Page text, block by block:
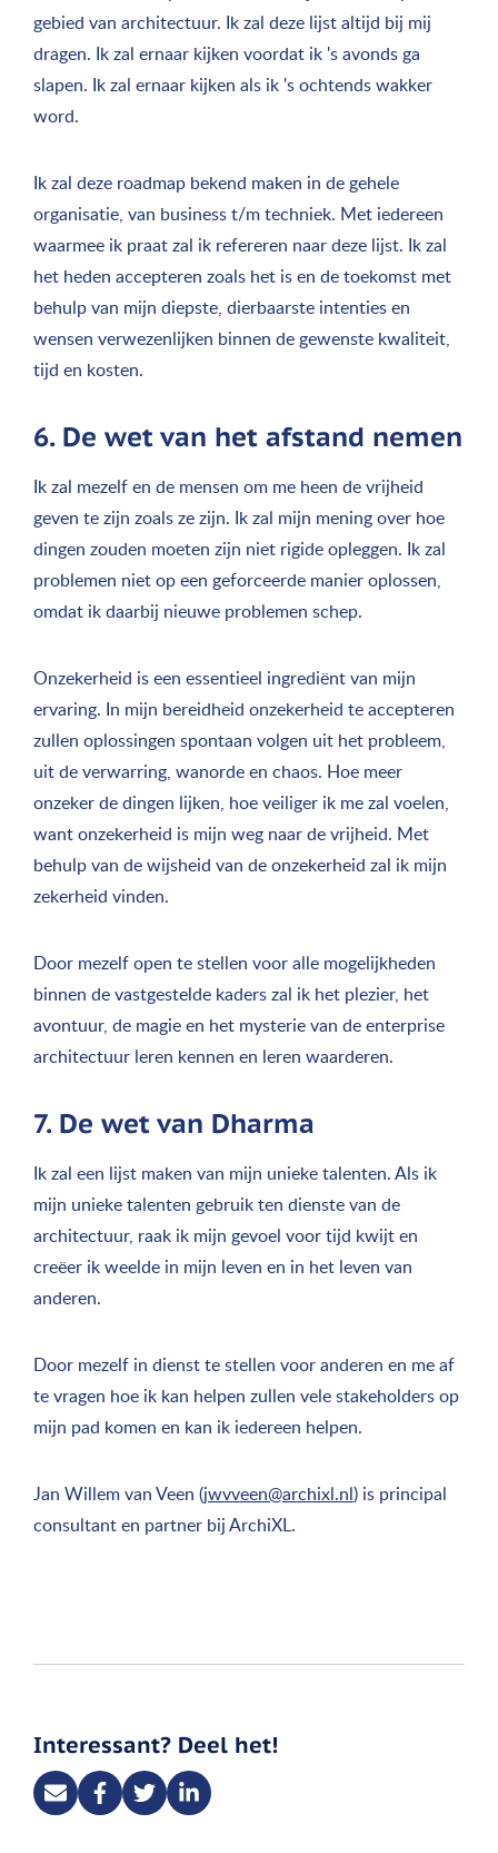
gebied van architectuur. Ik zal deze lijst altijd bij mij
dragen. Ik zal ernaar kijken voordat ik 's avonds ga
slapen. Ik zal ernaar kijken als ik 's ochtends wakker
word.
Ik zal deze roadmap bekend maken in de gehele
organisatie, van business t/m techniek. Met iedereen
waarmee ik praat zal ik refereren naar deze lijst. Ik zal
het heden accepteren zoals het is en de toekomst met
behulp van mijn diepste, dierbaarste intenties en
wensen verwezenlijken binnen de gewenste kwaliteit,
tijd en kosten.
6. De wet van het afstand nemen
Ik zal mezelf en de mensen om me heen de vrijheid
geven te zijn zoals ze zijn. Ik zal mijn mening over hoe
dingen zouden moeten zijn niet rigide opleggen. Ik zal
problemen niet op een geforceerde manier oplossen,
omdat ik daarbij nieuwe problemen schep.
Onzekerheid is een essentieel ingrediënt van mijn
ervaring. In mijn bereidheid onzekerheid te accepteren
zullen oplossingen spontaan volgen uit het probleem,
uit de verwarring, wanorde en chaos. Hoe meer
onzeker de dingen lijken, hoe veiliger ik me zal voelen,
want onzekerheid is mijn weg naar de vrijheid. Met
behulp van de wijsheid van de onzekerheid zal ik mijn
zekerheid vinden.
Door mezelf open te stellen voor alle mogelijkheden
binnen de vastgestelde kaders zal ik het plezier, het
avontuur, de magie en het mysterie van de enterprise
architectuur leren kennen en leren waarderen.
7. De wet van Dharma
Ik zal een lijst maken van mijn unieke talenten. Als ik
mijn unieke talenten gebruik ten dienste van de
architectuur, raak ik mijn gevoel voor tijd kwijt en
creëer ik weelde in mijn leven en in het leven van
anderen.
Door mezelf in dienst te stellen voor anderen en me af
te vragen hoe ik kan helpen zullen vele stakeholders op
mijn pad komen en kan ik iedereen helpen.
Jan Willem van Veen (jwvveen@archixl.nl) is principal
consultant en partner bij ArchiXL.
Interessant? Deel het!